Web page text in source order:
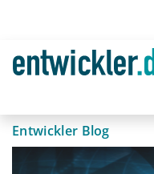
Entwickler Blog